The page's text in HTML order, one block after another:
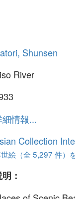
Shunsen
River
細情報...
Collection
絵（全 5,297 件）
：